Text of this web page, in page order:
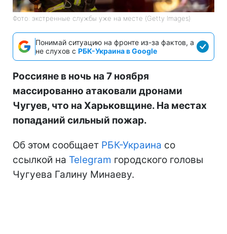
Фото: экстренные службы уже на месте (Getty Images)
Понимай ситуацию на фронте из-за фактов, а
не слухов с РБК-Украина в Google
Россияне в ночь на 7 ноября
массированно атаковали дронами
Чугуев, что на Харьковщине. На местах
попаданий сильный пожар.
Об этом сообщает РБК-Украина со
ссылкой на Telegram городского головы
Чугуева Галину Минаеву.